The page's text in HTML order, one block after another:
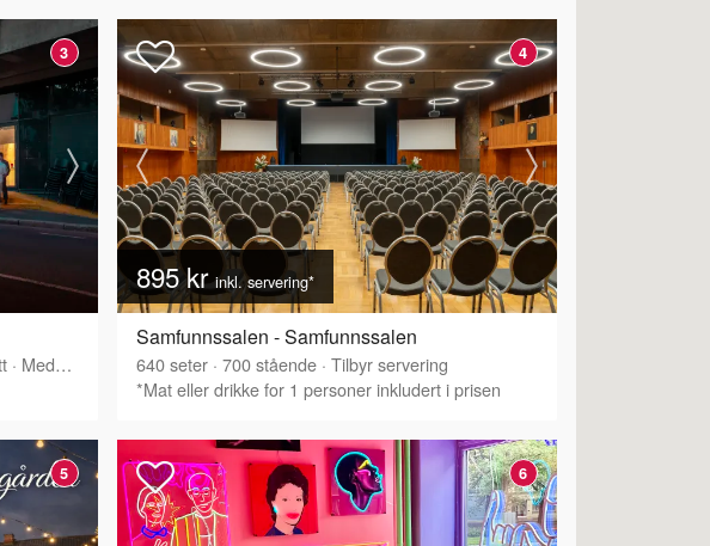
3
· Medbrakt drikke tillatt ·Tilbyr servering
4
895 krinkl. servering*
Samfunnssalen - Samfunnssalen
640seter · 700stående · Tilbyr servering
*Mat eller drikke for 1 personer inkludert i prisen
5 6